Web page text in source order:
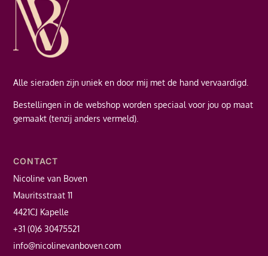
Alle sieraden zijn uniek en door mij met de hand vervaardigd.
Bestellingen in de webshop worden speciaal voor jou op maat
gemaakt (tenzij anders vermeld).
CONTACT
Nicoline van Boven
Mauritsstraat 11
4421CJ Kapelle
+31 (0)6 30475521
info@nicolinevanboven.com